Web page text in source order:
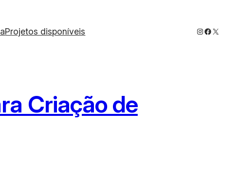
Projetos disponíveis Instagram
X
Criação de